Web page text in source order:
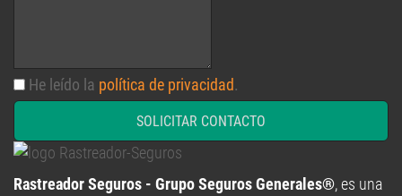
He leído la política de privacidad.
SOLICITAR CONTACTO
Rastreador Seguros - Grupo Seguros Generales®, es una